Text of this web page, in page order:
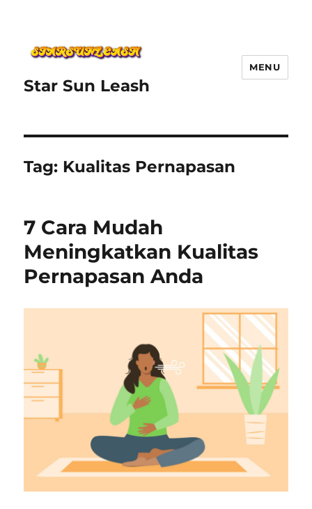
Star Sun Leash
MENU
Tag: Kualitas Pernapasan
7 Cara Mudah
Meningkatkan Kualitas
Pernapasan Anda